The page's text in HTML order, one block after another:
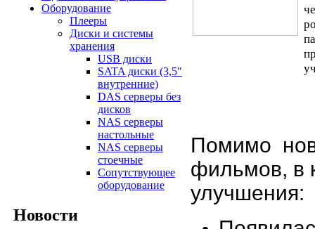
Оборудование
Плееры
Диски и системы
хранения
USB диски
SATA диски (3,5"
внутренние)
DAS серверы без
дисков
NAS серверы
настольные
NAS серверы
стоечные
Сопутствующее
оборудование
Новости
Помимо
фильмов, в
улучшения: